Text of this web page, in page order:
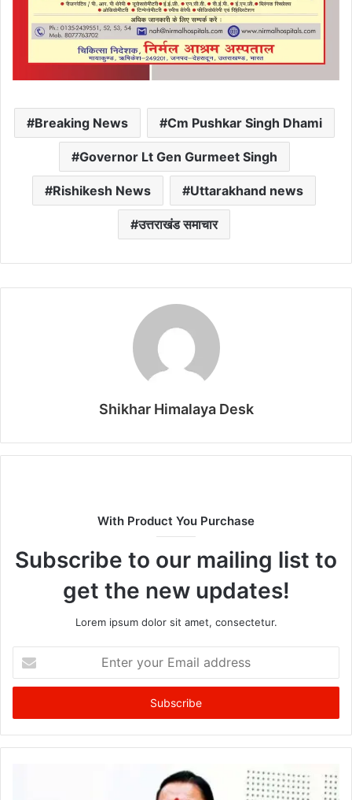
Breaking News Cm Pushkar Singh Dhami
Governor Lt Gen Gurmeet Singh
Rishikesh News Uttarakhand news
उत्तराखंड समाचार
Shikhar Himalaya Desk
With Product You Purchase
Subscribe to our mailing list to
get the new updates!
Lorem ipsum dolor sit amet, consectetur.
your
Email